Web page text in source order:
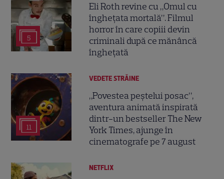
5
Eli Roth revine cu „Omul cu
înghețata mortală”. Filmul
horror în care copiii devin
criminali după ce mănâncă
înghețată
11
VEDETE STRĂINE
„Povestea peștelui posac”,
aventura animată inspirată
dintr-un bestseller The New
York Times, ajunge în
cinematografe pe 7 august
NETFLIX